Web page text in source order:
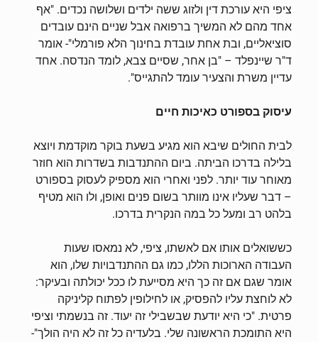
ציפי היא עורכת דין ולזוג ששה ילדים ושלושה נכדים. "אף
אחד מהם לא המשיך ברפואה אבל שניים הינם עובדים
סוציאליים, ובת אחת עובדת בחינוך הלא פורמלי"- אומר
ד"ר שיינפלד – "בן אחר, שסיים צבא, לומד הנדסה. אחד
עדיין משרת והצעיר עומד להתגייס".
עיסוק בספורט כאיכות חיים
לבית החולים שיבא הוא מגיע בשעת בוקר מוקדמת ויוצא
בלילה בדרכו הביתה. ביום ההתנדבות בשדרות הוא חוזר
מאוחר עוד יותר. לפני ואחרי הוא מספיק לעסוק בספורט
– דבר שעליו אינו מוותר בשום פנים ואופן, ולו הוא מטיף
בלהט רב ומעל כל במה הנקרית בדרכו.
כששואלים אותו אם לאשתו, ציפי, לא נמאסו שעות
העבודה הארוכות הללו, כמו גם ההתנדבויות שלו, הוא
אומר שגם אם זה כך היא מסייעת לו ככל יכולתה ובעיקר:
לא לוחצת עליו להפסיק, או לחילופין לפתוח קליניקה
פרטית. "כי היא יודעת שבשבילי זה יעוד. זה בנשמתי וציפי
היא התומכת הראשונה שלי. בלעדיה כל זה לא היה הולך"-